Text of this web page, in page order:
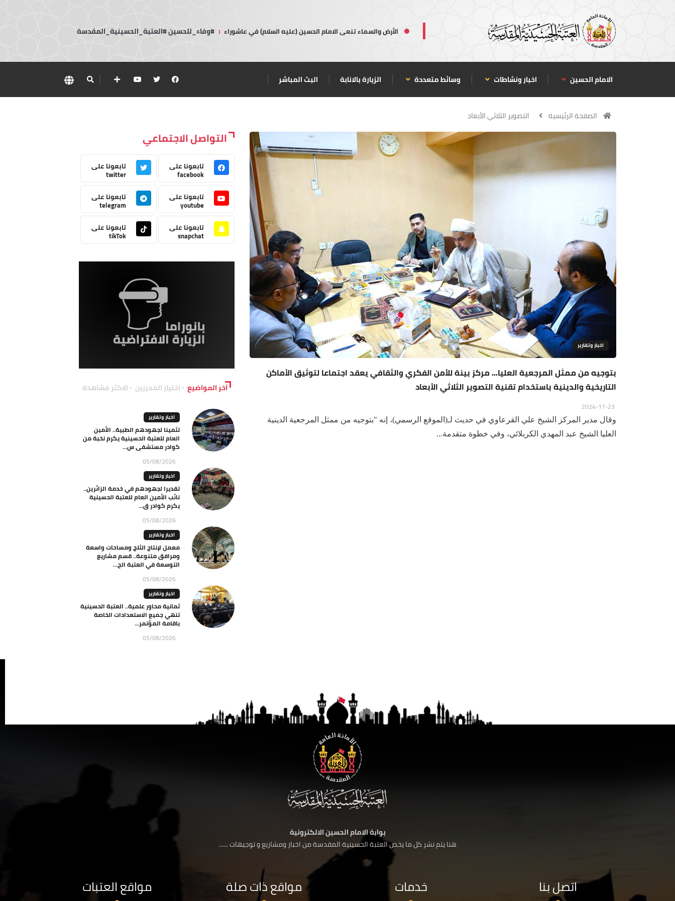
الأرض والسماء تنعى الامام الحسين (عليه السلام) في عاشوراء : #وفاء_للحسين #العتبة_الحسينية_المقدسة
الامام الحسين اخبار ونشاطات وسائط متعددة الزيارة بالانابة البث المباشر
الصفحة الرئيسية التصوير الثلاثي الأبعاد
اخبار وتقارير
بتوجيه من ممثل المرجعية العليا... مركز بينة للأمن الفكري والثقافي يعقد اجتماعا لتوثيق الأماكن
التاريخية والدينية باستخدام تقنية التصوير الثلاثي الأبعاد
وقال مدير المركز الشيخ علي القرعاوي في حديث لـ(الموقع الرسمي)، إنه "بتوجيه من ممثل المرجعية الدينية
العليا الشيخ عبد المهدي الكربلائي، وفي خطوة متقدمة...
التواصل الاجتماعي
تابعونا على
facebook
تابعونا على
twitter
تابعونا على
youtube
تابعونا على
telegram
تابعونا على
snapchat
تابعونا على
tikTok
آخر المواضيع اختيار المحررين الاكثر مشاهدة
اخبار وتقارير
تثمينا لجهودهم الطبية.. الأمين
العام للعتبة الحسينية يكرم نخبة من
كوادر مستشفى س...
05/08/2026
اخبار وتقارير
تقديرا لجهودهم في خدمة الزائرين..
نائب الأمين العام للعتبة الحسينية
يكرم كوادر ق...
05/08/2026
اخبار وتقارير
معمل لإنتاج الثلج ومساحات واسعة
ومرافق متنوعة.. قسم مشاريع
التوسعة في العتبة الح...
05/08/2026
اخبار وتقارير
ثمانية محاور علمية.. العتبة الحسينية
تنهي جميع الاستعدادات الخاصة
باقامة المؤتمر...
05/08/2026
بوابة الامام الحسين الالكترونية
هنا يتم نشر كل ما يخص العتبة الحسينية المقدسة من اخبار ومشاريع و توجيهات ......
اتصل بنا خدمات مواقع ذات صلة مواقع العتبات